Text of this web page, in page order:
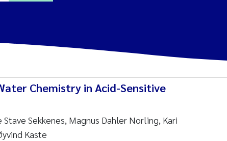
Chemistry in Acid-Sensitive
Sekkenes, Magnus Dahler Norling, Kari
Kaste